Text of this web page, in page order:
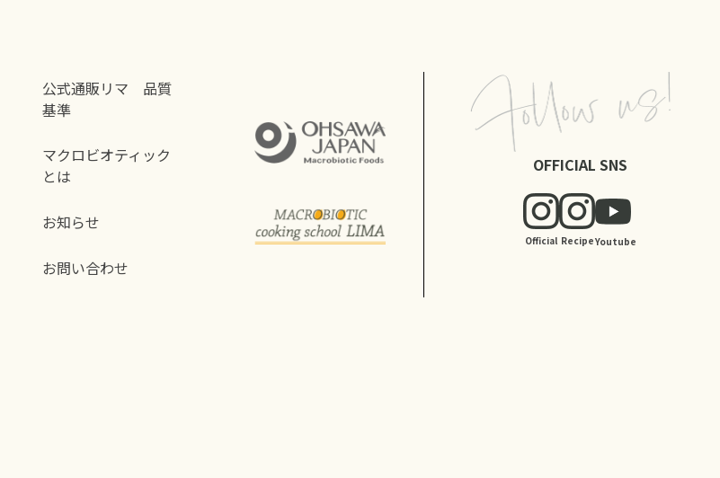
公式通販リマ 品質
基準
マクロビオティック
とは
お知らせ
お問い合わせ
OFFICIAL SNS
Official RecipeYoutube